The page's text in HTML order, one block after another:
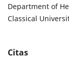
Department of
Classical
Citas